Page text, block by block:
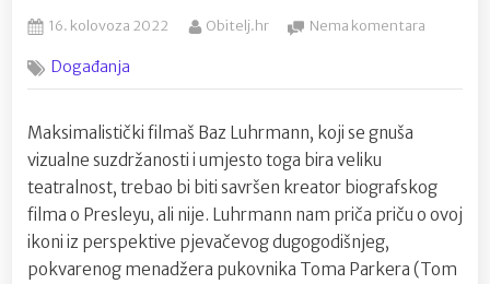
Posted
16. kolovoza 2022 By
Obitelj.hr Nema komentara
pogledali
Presleyu?
Događanja
Maksimalistički filmaš Baz Luhrmann, koji se gnuša
vizualne suzdržanosti i umjesto toga bira veliku
teatralnost, trebao bi biti savršen kreator biografskog
filma o Presleyu, ali nije. Luhrmann nam priča priču o ovoj
ikoni iz perspektive pjevačevog dugogodišnjeg,
pokvarenog menadžera pukovnika Toma Parkera (Tom